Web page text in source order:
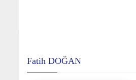
Fatih DOĞAN